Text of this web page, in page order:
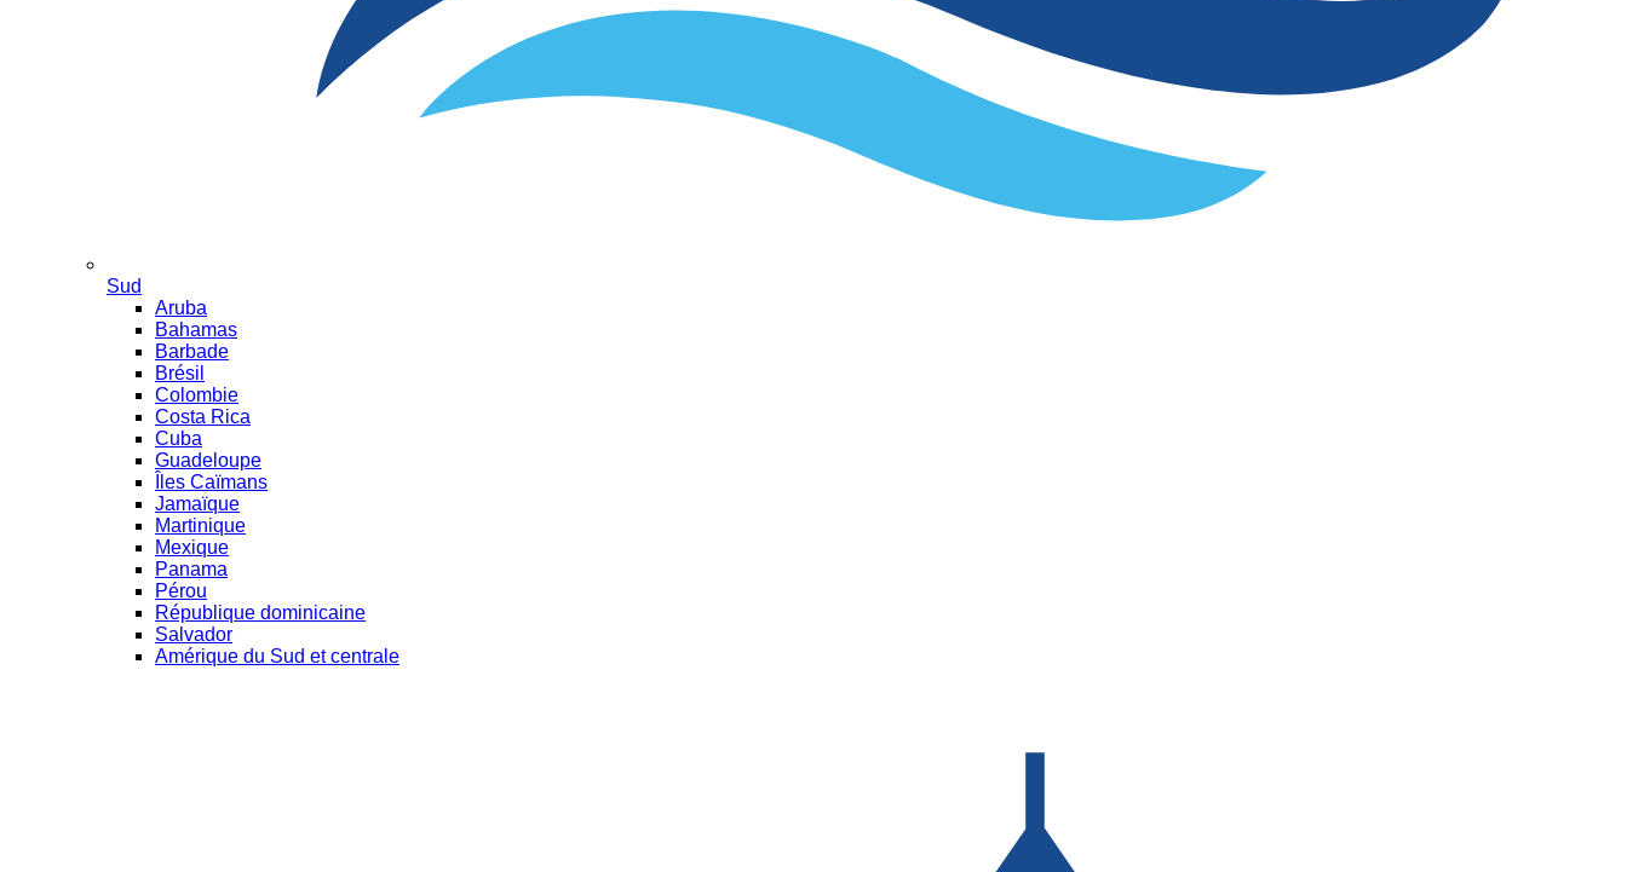
Sud
Aruba
Bahamas
Barbade
Brésil
Colombie
Costa Rica
Cuba
Guadeloupe
Îles Caïmans
Jamaïque
Martinique
Mexique
Panama
Pérou
République dominicaine
Salvador
Amérique du Sud et centrale